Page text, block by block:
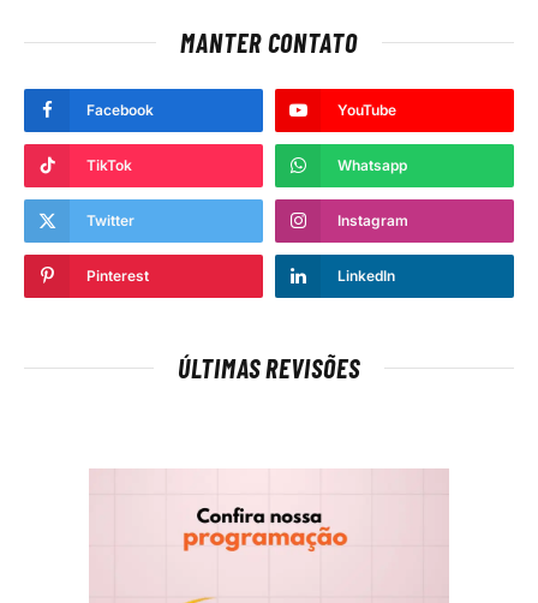
MANTER CONTATO
Facebook YouTube
TikTok Whatsapp
Twitter Instagram
Pinterest LinkedIn
ÚLTIMAS REVISÕES